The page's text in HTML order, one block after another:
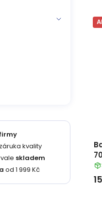
kvality
skladem
od 1 999 Kč
k